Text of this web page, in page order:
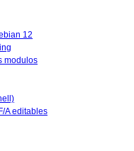
12
modulos
A editables